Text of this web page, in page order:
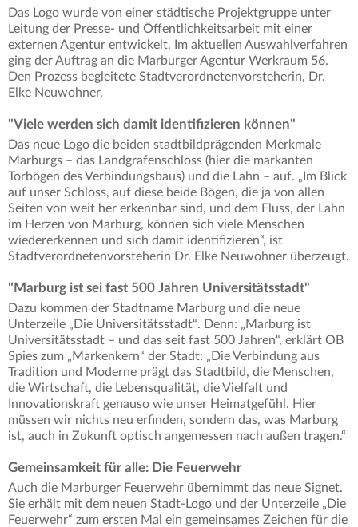
Das Logo wurde von einer städtische Projektgruppe unter
Leitung der Presse- und Öffentlichkeitsarbeit mit einer
externen Agentur entwickelt. Im aktuellen Auswahlverfahren
ging der Auftrag an die Marburger Agentur Werkraum 56.
Den Prozess begleitete Stadtverordnetenvorsteherin, Dr.
Elke Neuwohner.
"Viele werden sich damit identifizieren können"
Das neue Logo die beiden stadtbildprägenden Merkmale
Marburgs – das Landgrafenschloss (hier die markanten
Torbögen des Verbindungsbaus) und die Lahn – auf. „Im Blick
auf unser Schloss, auf diese beide Bögen, die ja von allen
Seiten von weit her erkennbar sind, und dem Fluss, der Lahn
im Herzen von Marburg, können sich viele Menschen
wiedererkennen und sich damit identifizieren“, ist
Stadtverordnetenvorsteherin Dr. Elke Neuwohner überzeugt.
"Marburg ist sei fast 500 Jahren Universitätsstadt"
Dazu kommen der Stadtname Marburg und die neue
Unterzeile „Die Universitätsstadt“. Denn: „Marburg ist
Universitätsstadt – und das seit fast 500 Jahren“, erklärt OB
Spies zum „Markenkern“ der Stadt: „Die Verbindung aus
Tradition und Moderne prägt das Stadtbild, die Menschen,
die Wirtschaft, die Lebensqualität, die Vielfalt und
Innovationskraft genauso wie unser Heimatgefühl. Hier
müssen wir nichts neu erfinden, sondern das, was Marburg
ist, auch in Zukunft optisch angemessen nach außen tragen.“
Gemeinsamkeit für alle: Die Feuerwehr
Auch die Marburger Feuerwehr übernimmt das neue Signet.
Sie erhält mit dem neuen Stadt-Logo und der Unterzeile „Die
Feuerwehr“ zum ersten Mal ein gemeinsames Zeichen für die